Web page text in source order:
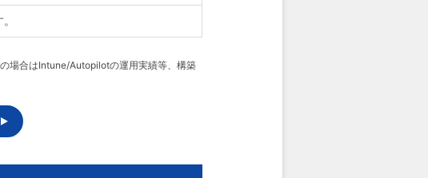
場合はIntune/Autopilotの運用実績等、構築